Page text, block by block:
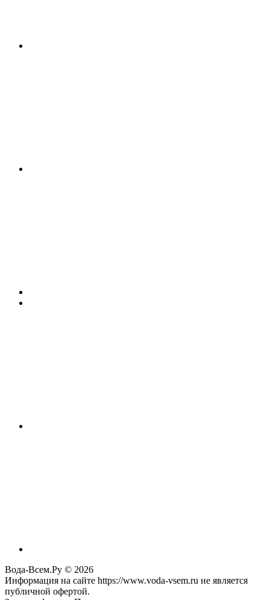
Вода-Всем.Ру © 2026
Информация на сайте https://www.voda-vsem.ru не является
публичной офертой.